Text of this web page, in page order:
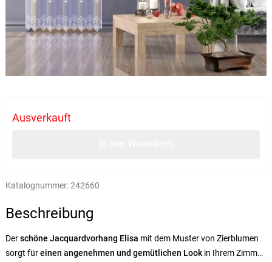
Ausverkauft
Katalognummer:242660
Beschreibung
Derschöne Jacquardvorhang Elisa mit dem Muster von Zierblumen
sorgt füreinen angenehmen und gemütlichen Lookin Ihrem Zimmer.